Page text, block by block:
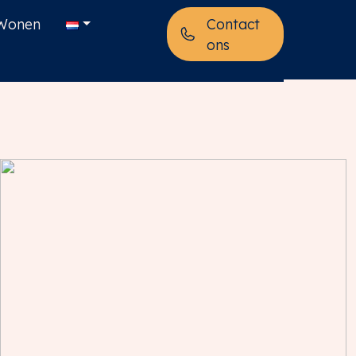
Contact
ons